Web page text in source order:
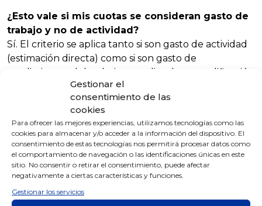
Gestionar el
consentimiento de las
cookies
Para ofrecer las mejores experiencias, utilizamos tecnologías como las
cookies para almacenar y/o acceder a la información del dispositivo. El
consentimiento de estas tecnologías nos permitirá procesar datos como
el comportamiento de navegación o las identificaciones únicas en este
sitio. No consentir o retirar el consentimiento, puede afectar
negativamente a ciertas características y funciones.
Gestionar los servicios
¿Esto vale si mis cuotas se consideran gasto de
trabajo y no de actividad?
Sí. El criterio se aplica tanto si son gasto de actividad
(estimación directa) como si son gasto de
rendimientos del trabajo, atendiendo a tu calificación
¿Y si la regularización llega dos años después?
Se imputa al año en que llega la regularización (por
ejemplo, si regularizan en 2025 las cuotas de 2023,
se refleja en 2025).
Qué revisar